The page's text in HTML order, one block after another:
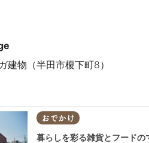
建物（半田市榎下町8）
おでかけ
暮らしを彩る雑貨とフード